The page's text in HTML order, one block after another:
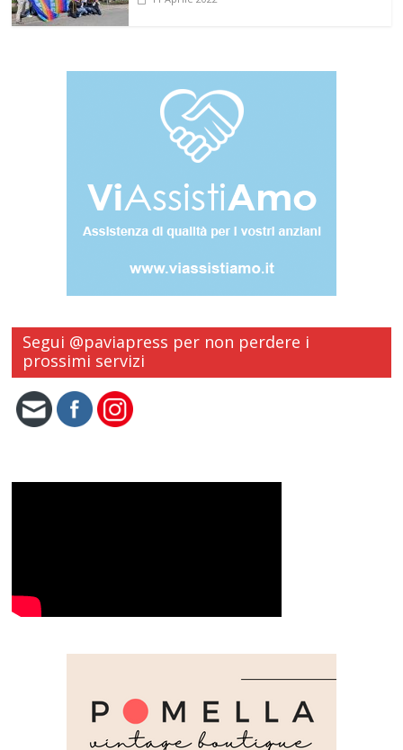
Segui @paviapress per non perdere i
prossimi servizi